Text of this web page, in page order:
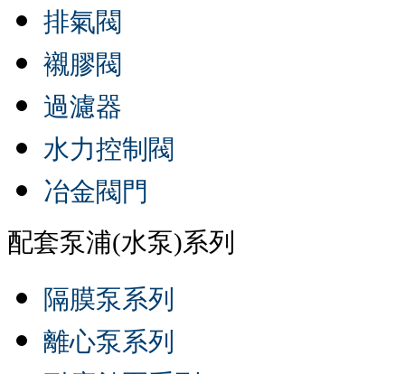
排氣閥
襯膠閥
過濾器
水力控制閥
冶金閥門
配套泵浦(水泵)系列
隔膜泵系列
離心泵系列